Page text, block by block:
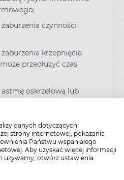
danych dotyczących
strony internetowej, pokazania
Państwu wspaniałego
Aby uzyskać więcej informacji
używamy, otwórz ustawienia.
czynności
krzepnięcia
przedłużyć czas
oskrzelową lub
po przyjęciu leku
oskrzeli;
dodatkowo inne
przeciwzapalne, w tym